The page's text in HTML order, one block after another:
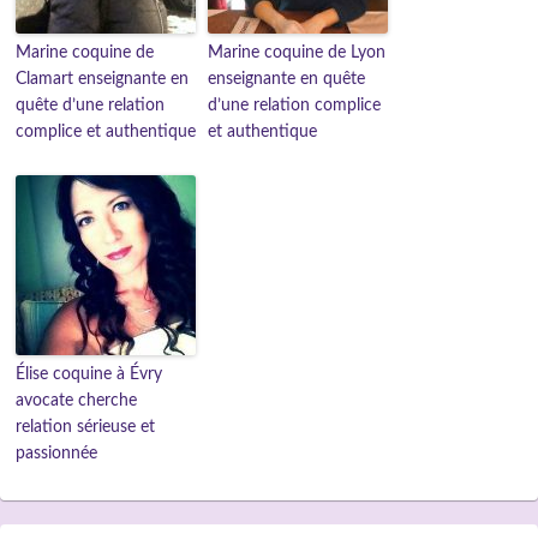
Marine coquine de
Clamart enseignante en
quête d’une relation
complice et authentique
Marine coquine de Lyon
enseignante en quête
d’une relation complice
et authentique
Élise coquine à Évry
avocate cherche
relation sérieuse et
passionnée